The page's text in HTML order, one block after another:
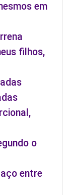
em
filhos,
o
entre